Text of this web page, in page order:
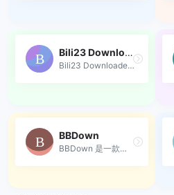
Bili23 Downloader
Bili23 Downloader是一个跨平...
BBDown
BBDown 是一款专为哔哩哔哩（...